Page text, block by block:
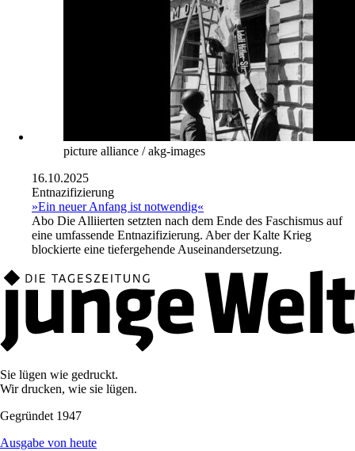
picture alliance / akg-images
16.10.2025
Entnazifizierung
»Ein neuer Anfang ist notwendig«
Abo Die Alliierten setzten nach dem Ende des Faschismus auf
eine umfassende Entnazifizierung. Aber der Kalte Krieg
blockierte eine tiefergehende Auseinandersetzung.
Sie lügen wie gedruckt.
Wir drucken, wie sie lügen.
Gegründet 1947
Ausgabe von heute